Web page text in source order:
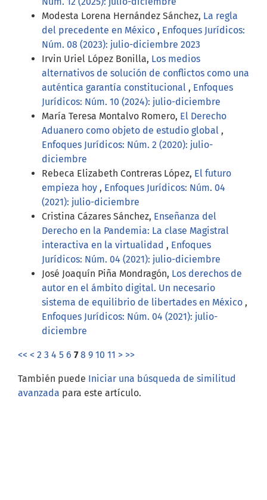
Modesta Lorena Hernández Sánchez, La regla
del precedente en México , Enfoques Jurídicos:
Núm. 08 (2023): julio-diciembre 2023
Irvin Uriel López Bonilla, Los medios
alternativos de solución de conflictos como una
auténtica garantía constitucional , Enfoques
Jurídicos: Núm. 10 (2024): julio-diciembre
María Teresa Montalvo Romero, El Derecho
Aduanero como objeto de estudio global ,
Enfoques Jurídicos: Núm. 2 (2020): julio-
diciembre
Rebeca Elizabeth Contreras López, El futuro
empieza hoy , Enfoques Jurídicos: Núm. 04
(2021): julio-diciembre
Cristina Cázares Sánchez, Enseñanza del
Derecho en la Pandemia: La clase Magistral
interactiva en la virtualidad , Enfoques
Jurídicos: Núm. 04 (2021): julio-diciembre
José Joaquín Piña Mondragón, Los derechos de
autor en el ámbito digital. Un necesario
sistema de equilibrio de libertades en México ,
Enfoques Jurídicos: Núm. 04 (2021): julio-
diciembre
<< < 2 3 4 5 6 7 8 9 10 11 > >>
También puede Iniciar una búsqueda de similitud
avanzada para este artículo.